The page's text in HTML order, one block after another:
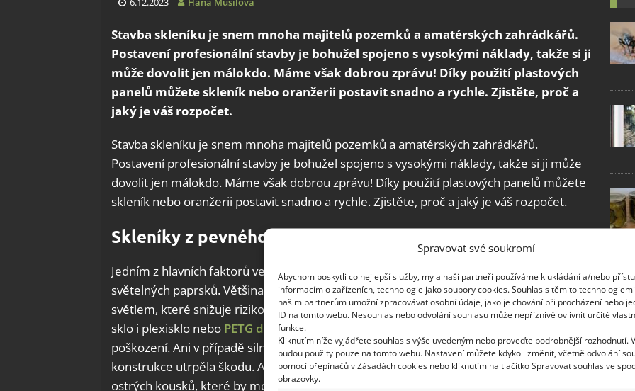
Spravovat své soukromí
Abychom poskytli co nejlepší služby, my a naši partneři používáme k ukládání a/nebo
informacím o zařízeních, technologie jako soubory cookies. Souhlas s těmito
našim partnerům umožní zpracovávat osobní údaje, jako je chování při procházení nebo
ID na tomto webu. Nesouhlas nebo odvolání souhlasu může nepříznivě ovlivnit určité
funkce.
Kliknutím níže vyjádřete souhlas s výše uvedeným nebo proveďte podrobnější rozhodnutí.
budou použity pouze na tomto webu. Nastavení můžete kdykoli změnit, včetně odvolání
pomocí přepínačů v Zásadách cookies nebo kliknutím na tlačítko Spravovat souhlas ve
obrazovky.
Stavba skleníku je snem mnoha majitelů pozemků a amatérských zahrádkářů.
Postavení profesionální stavby je bohužel spojeno s vysokými náklady, takže si ji
může dovolit jen málokdo. Máme však dobrou zprávu! Díky použití plastových
panelů můžete skleník nebo oranžerii postavit snadno a rychle. Zjistěte, proč a
jaký je váš rozpočet.
Stavba skleníku je snem mnoha majitelů pozemků a amatérských zahrádkářů.
Postavení profesionální stavby je bohužel spojeno s vysokými náklady, takže si ji může
dovolit jen málokdo. Máme však dobrou zprávu! Díky použití plastových panelů můžete
skleník nebo oranžerii postavit snadno a rychle. Zjistěte, proč a jaký je váš rozpočet.
Skleníky z pevného polykarbonátu – vyplatí se to?
Jedním z hlavních faktorů ve prospěch použití pevného polykarbonátu je dobrý rozptyl
světelných paprsků. Většina rostlin dává přednost slunnému místu, ale s rozptýleným
světlem, které snižuje riziko jejich popálení. Polykarbonát je v tomto ohledu lepší než
sklo i plexisklo nebo PETG desky. Neméně důležitá je odolnost proti mechanickému
poškození. Ani v případě silných dešťů nebo krupobití se nemusíte obávat, že by
konstrukce utrpěla škodu. A pokud k poškození dojde, deska se neroztříští na milion
ostrých kousků, které by mohly ohrozit lidi a rostliny.